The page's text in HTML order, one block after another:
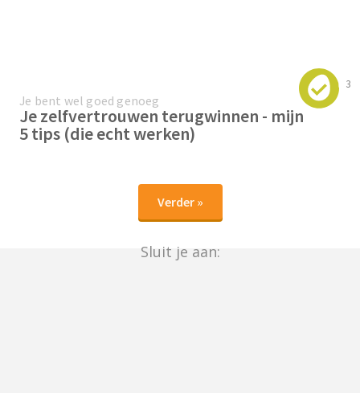
3
Je bent wel goed genoeg
Je zelfvertrouwen terugwinnen - mijn
5 tips (die echt werken)
Verder »
Sluit je aan: